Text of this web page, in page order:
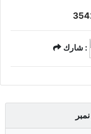
شارك :